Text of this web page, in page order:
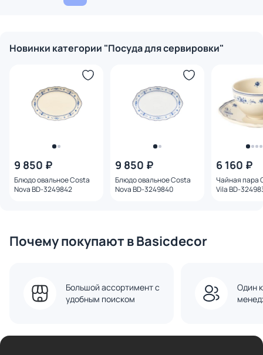
Новинки категории "Посуда для сервировки"
9 850 ₽
Блюдо овальное Costa
Nova BD-3249842
9 850 ₽
Блюдо овальное Costa
Nova BD-3249840
6 160 ₽
Чайная пара
Vila BD-
Почему покупают в Basicdecor
Большой ассортимент с
удобным поиском
Один